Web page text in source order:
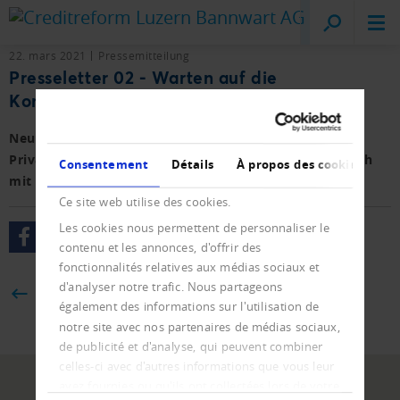
Consentement Détails À propos des cookies
Ce site web utilise des cookies.
Les cookies nous permettent de personnaliser le
contenu et les annonces, d'offrir des
fonctionnalités relatives aux médias sociaux et
d'analyser notre trafic. Nous partageons
également des informations sur l'utilisation de
notre site avec nos partenaires de médias sociaux,
de publicité et d'analyse, qui peuvent combiner
celles-ci avec d'autres informations que vous leur
Creditreform
Lucerne
22. mars 2021 Pressemitteilung
Presseletter 02 - Warten auf die
Konkurswelle
Neueintragungen, Löschungen sowie Firmen- und
Privatkonkurse von Januar - Februar 2021 im Vergleich
mit dem Vorjahr.
BACK